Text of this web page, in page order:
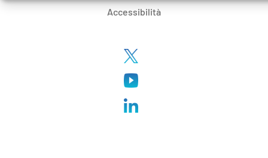
Accessibilità